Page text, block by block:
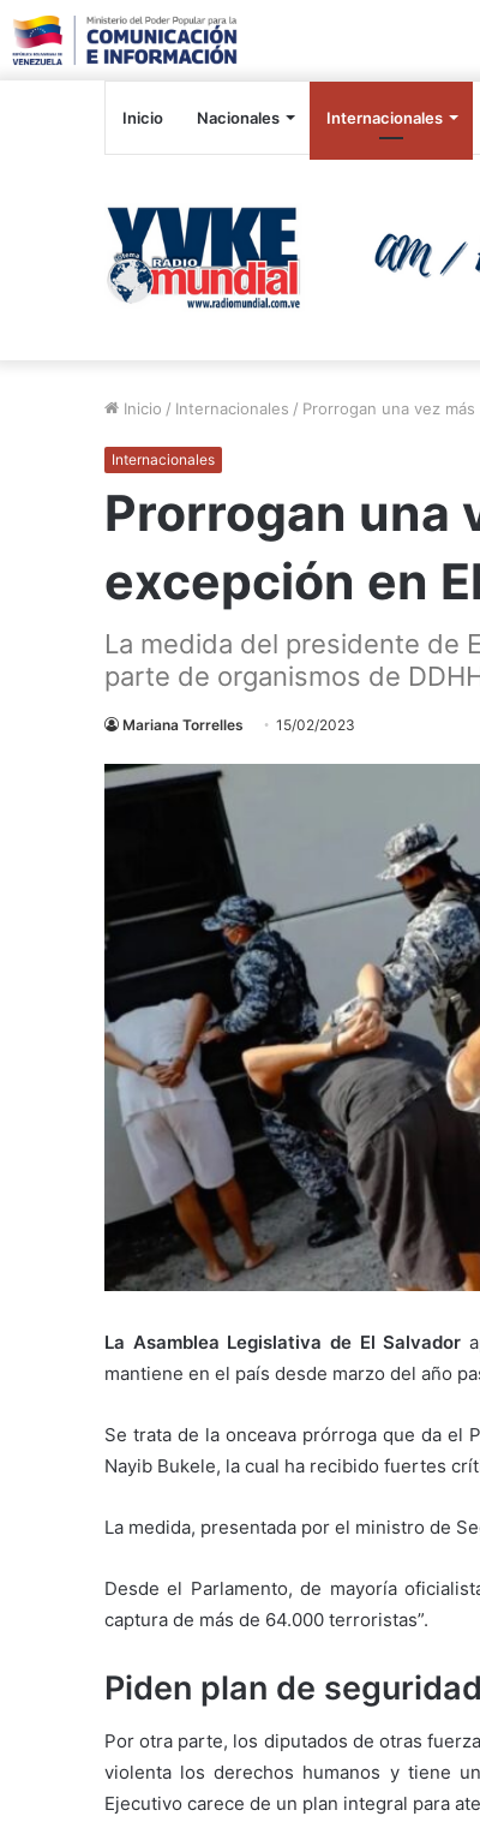
Inicio Nacionales Internacionales
Inicio / Internacionales / Prorrogan una vez
Internacionales
Prorrogan una
excepción en
La medida del presidente de
parte de organismos de
Mariana Torrelles 15/02/2023
La Asamblea Legislativa de El Salvador
mantiene en el país desde marzo del año
Se trata de la onceava prórroga que da el
Nayib Bukele, la cual ha recibido fuertes
La medida, presentada por el ministro de
Desde el Parlamento, de mayoría
captura de más de 64.000 terroristas”.
Piden plan de
Por otra parte, los diputados de otras
violenta los derechos humanos y tiene
Ejecutivo carece de un plan integral para